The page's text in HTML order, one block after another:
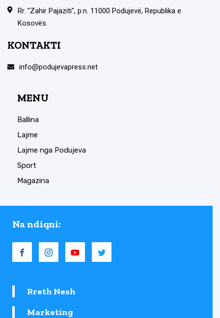
Rr. "Zahir Pajaziti", p.n. 11000 Podujevë, Republika e
Kosovës.
KONTAKTI
info@podujevapress.net
MENU
Ballina
Lajme
Lajme nga Podujeva
Sport
Magazina
Na ndiqni:
Rreth Nesh
Marketing